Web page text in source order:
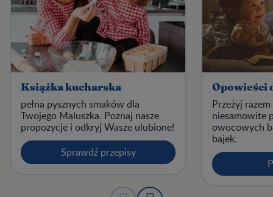
Książka kucharska
pełna pysznych smaków dla
Twojego Maluszka. Poznaj nasze
propozycje i odkryj Wasze ulubione!
Sprawdź przepisy
Opowieści
Przeżyj
niesamowite
owocowych
bajek.